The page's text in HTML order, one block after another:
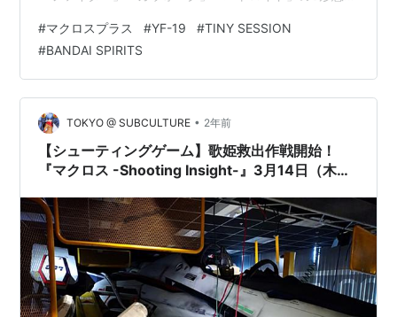
の全高：約11cm。 「ミュン」ミニ・フィギュアのサイズ
は、 ノンスケールの全高：約4cm程。 TINY
SESSION『YF-19（イサム・ダイソン機）with ミュン・
ファン・ローン』マクロスプラス デフォルメ可変可動フ
ィギュアは、バンダイ スピリッツより2024…
#マクロスプラス #YF-19 #TINY SESSION
#BANDAI SPIRITS
TOKYO @ SUBCULTURE • 2年前
【シューティングゲーム】歌姫救出作戦開始！
『マクロス -Shooting Insight-』3月14日（木）